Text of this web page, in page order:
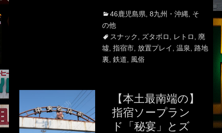
Categories
46鹿児島県 8九州・沖縄
そ
の他
スナック ズタボロ レトロ
廃
墟 指宿市, 放置プレイ 温泉
路地
裏 鉄道 風俗
【本土最南端の】
指宿ソープラン
ド「秘宴」とズ